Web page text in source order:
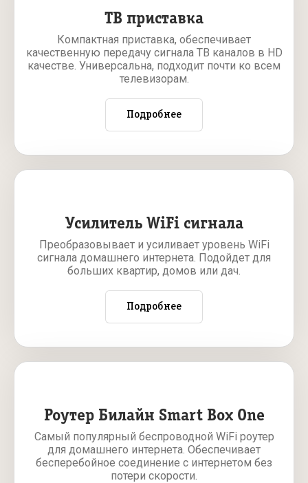
ТВ приставка
Компактная приставка, обеспечивает
качественную передачу сигнала ТВ каналов в HD
качестве. Универсальна, подходит почти ко всем
телевизорам.
Подробнее
Усилитель WiFi сигнала
Преобразовывает и усиливает уровень WiFi
сигнала домашнего интернета. Подойдет для
больших квартир, домов или дач.
Подробнее
Роутер Билайн Smart Box One
Самый популярный беспроводной WiFi роутер
для домашнего интернета. Обеспечивает
бесперебойное соединение с интернетом без
потери скорости.